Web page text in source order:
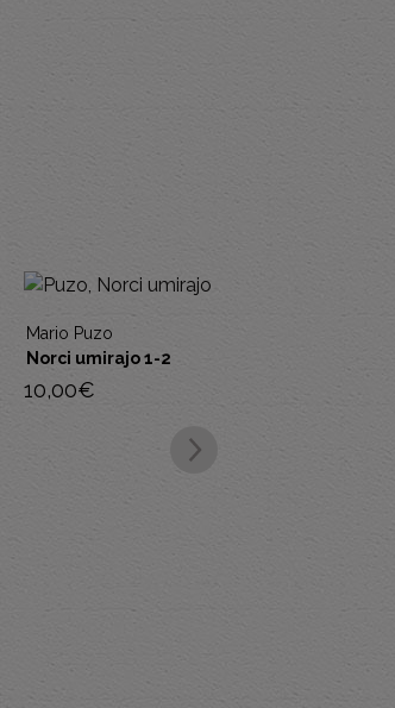
Mario Puzo
Norci umirajo 1-2
10,00€